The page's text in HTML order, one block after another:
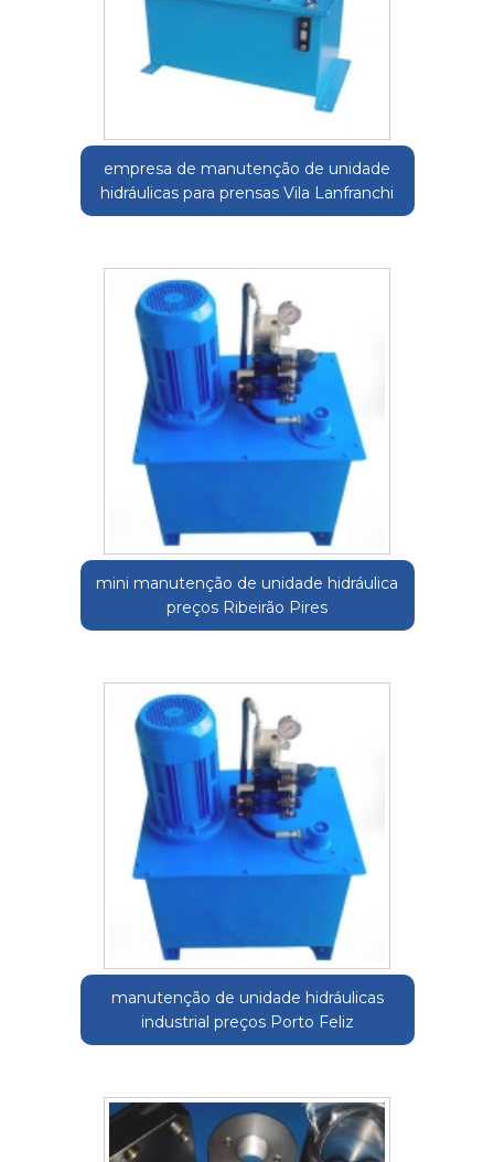
empresa de manutenção de unidade
hidráulicas para prensas Vila Lanfranchi
mini manutenção de unidade hidráulica
preços Ribeirão Pires
manutenção de unidade hidráulicas
industrial preços Porto Feliz